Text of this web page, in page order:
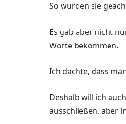
So wurden sie
Es gab aber nicht
Worte bekommen.
Ich dachte, dass
Deshalb will ich
ausschließen, aber